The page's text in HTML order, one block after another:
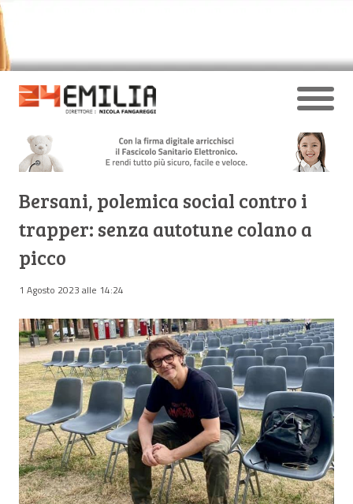
Bersani, polemica social contro i
trapper: senza autotune colano a
picco
1 Agosto 2023 alle 14:24